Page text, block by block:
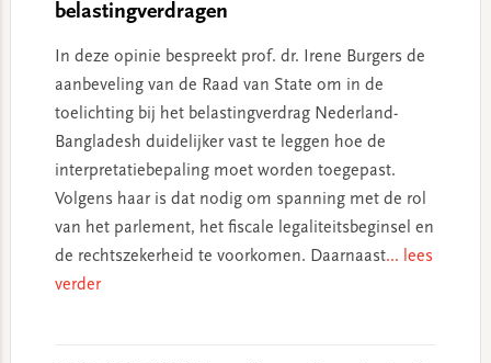
belastingverdragen
In deze opinie bespreekt prof. dr. Irene Burgers de
aanbeveling van de Raad van State om in de
toelichting bij het belastingverdrag Nederland-
Bangladesh duidelijker vast te leggen hoe de
interpretatiebepaling moet worden toegepast.
Volgens haar is dat nodig om spanning met de rol
van het parlement, het fiscale legaliteitsbeginsel en
de rechtszekerheid te voorkomen. Daarnaast... lees
verder